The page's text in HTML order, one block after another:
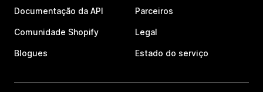
Documentação da API
Comunidade Shopify
Blogues
Parceiros
Legal
Estado do serviço